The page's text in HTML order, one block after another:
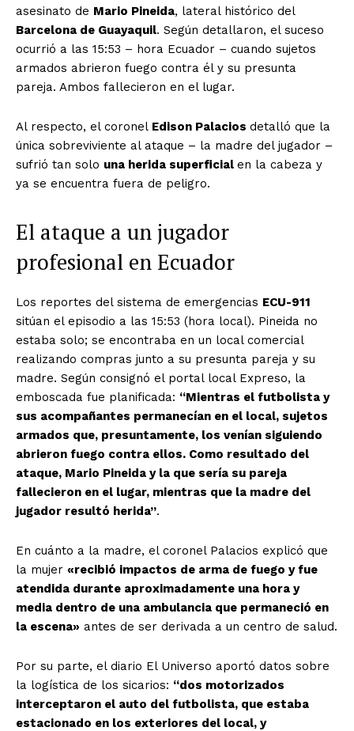
asesinato de Mario Pineida, lateral histórico del
Barcelona de Guayaquil. Según detallaron, el suceso
ocurrió a las 15:53 – hora Ecuador – cuando sujetos
armados abrieron fuego contra él y su presunta
pareja. Ambos fallecieron en el lugar.
Al respecto, el coronel Edison Palacios detalló que la
única sobreviviente al ataque – la madre del jugador –
sufrió tan solo una herida superficial en la cabeza y
ya se encuentra fuera de peligro.
El ataque a un jugador
profesional en Ecuador
Los reportes del sistema de emergencias ECU-911
sitúan el episodio a las 15:53 (hora local). Pineida no
estaba solo; se encontraba en un local comercial
realizando compras junto a su presunta pareja y su
madre. Según consignó el portal local Expreso, la
emboscada fue planificada: “Mientras el futbolista y
sus acompañantes permanecían en el local, sujetos
armados que, presuntamente, los venían siguiendo
abrieron fuego contra ellos. Como resultado del
ataque, Mario Pineida y la que sería su pareja
fallecieron en el lugar, mientras que la madre del
jugador resultó herida”.
En cuánto a la madre, el coronel Palacios explicó que
la mujer «recibió impactos de arma de fuego y fue
atendida durante aproximadamente una hora y
media dentro de una ambulancia que permaneció en
la escena» antes de ser derivada a un centro de salud.
Por su parte, el diario El Universo aportó datos sobre
la logística de los sicarios: “dos motorizados
interceptaron el auto del futbolista, que estaba
estacionado en los exteriores del local, y